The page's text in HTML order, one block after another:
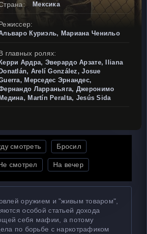
Мексика
Куриэль, Мариана Ченильо
главных ролях:
Керри Ардра, Эверардо Арзате, Iliana
Donatlán, Arelí González, Josue
Мерседес Эрнандес,
Ларраньяга, Джеронимо
Медина, Martín Peralta, Jesús Sida
смотреть Бросил
смотрел На вечер
оружием и "живым товаром",
особой статьей дохода
себя мафии, а потому
по борьбе с наркотрафиком